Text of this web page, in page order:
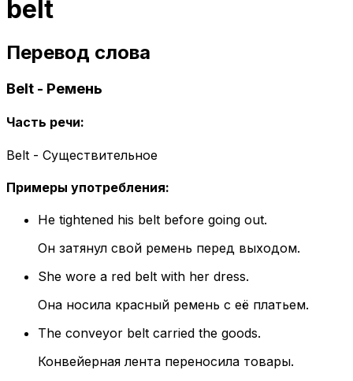
belt
Перевод слова
Belt - Ремень
Часть речи:
Belt - Существительное
Примеры употребления:
He tightened his belt before going out.
Он затянул свой ремень перед выходом.
She wore a red belt with her dress.
Она носила красный ремень с её платьем.
The conveyor belt carried the goods.
Конвейерная лента переносила товары.